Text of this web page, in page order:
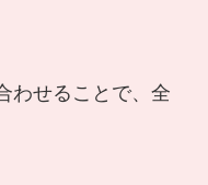
わせることで、全